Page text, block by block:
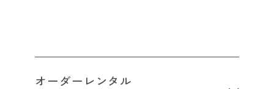
オーダーレンタル